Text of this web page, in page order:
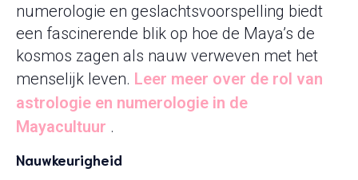
numerologie en geslachtsvoorspelling biedt
een fascinerende blik op hoe de Maya’s de
kosmos zagen als nauw verweven met het
menselijk leven. Leer meer over de rol van
astrologie en numerologie in de
Mayacultuur .
Nauwkeurigheid